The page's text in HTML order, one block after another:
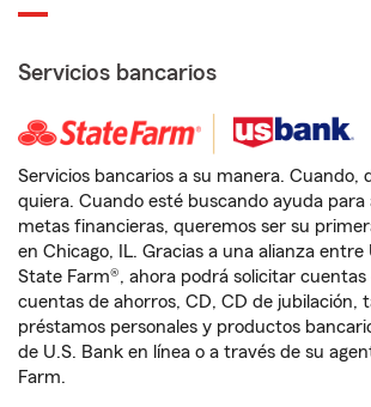
Servicios bancarios
Servicios bancarios a su manera. Cuando,
quiera. Cuando esté buscando ayuda para
metas financieras, queremos ser su
en Chicago, IL. Gracias a una alianza entre
State Farm®, ahora podrá solicitar cuentas
cuentas de ahorros, CD, CD de jubilación,
préstamos personales y productos
de U.S. Bank en línea o a través de su
Farm.